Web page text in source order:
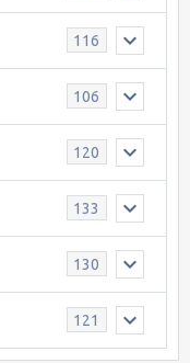
116
106
120
133
130
121